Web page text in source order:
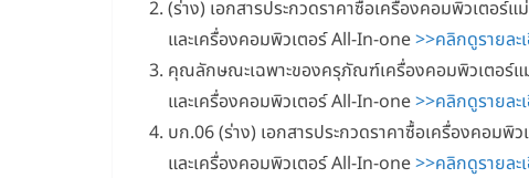
(ร่าง) เอกสารประกวดราคาซื้อเครื่องคอมพิวเตอร์แ
และเครื่องคอมพิวเตอร์ All-In-one>>คลิกดูรายละ
คุณลักษณะเฉพาะของครุภัณฑ์เครื่องคอมพิวเตอร์แ
และเครื่องคอมพิวเตอร์ All-In-one>>คลิกดูรายละ
บก.06 (ร่าง) เอกสารประกวดราคาซื้อเครื่องคอมพิ
และเครื่องคอมพิวเตอร์ All-In-one>>คลิกดูรายละ